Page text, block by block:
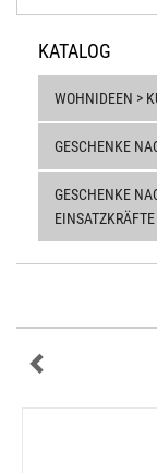
KATALOG
WOHNIDEEN >
GESCHENKE
GESCHENKE
EINSATZKRÄFTE